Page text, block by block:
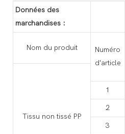
Données des
marchandises :
Nom du produit
Numéro
d'article
Tissu non tissé PP
1
2
3